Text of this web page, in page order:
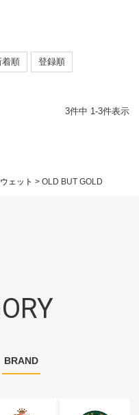
着順
登録順
3件中 1-3件表示
ェット OLD BUT GOLD
BRAND